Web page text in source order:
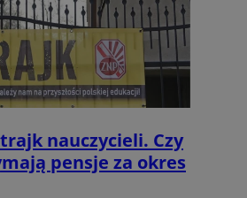
nauczycieli. Czy
pensje za okres